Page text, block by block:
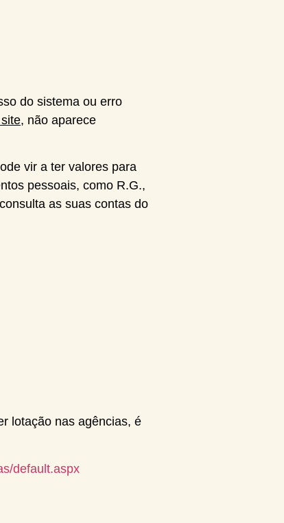
do sistema ou erro
, não aparece
vir a ter valores para
pessoais, como R.G.,
as suas contas do
lotação nas agências, é
default.aspx